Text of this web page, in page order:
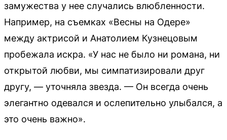
замужества у нее случались влюбленности.
Например, на съемках «Весны на Одере»
между актрисой и Анатолием Кузнецовым
пробежала искра. «У нас не было ни романа, ни
открытой любви, мы симпатизировали друг
другу, — уточняла звезда. — Он всегда очень
элегантно одевался и ослепительно улыбался, а
это очень важно».